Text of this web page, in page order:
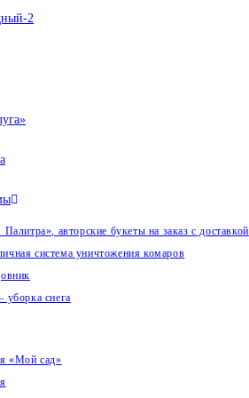
авторские букеты на заказ с доставкой
система уничтожения комаров
снега
«Мой сад»